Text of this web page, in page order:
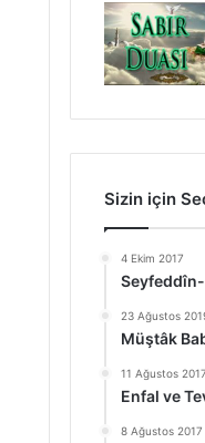
Sizin için
4 Ekim 2017
23 Ağustos
Müştâk
11 Ağustos 2017
Enfal ve
8 Ağustos 2017